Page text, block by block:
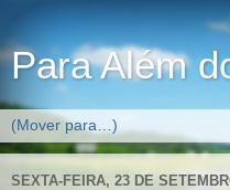
Para Além
SEXTA-FEIRA, 23 DE